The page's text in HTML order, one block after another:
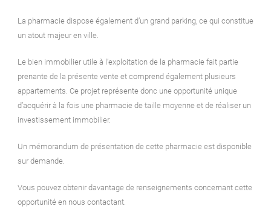
La pharmacie dispose également d’un grand parking, ce qui constitue
un atout majeur en ville.
Le bien immobilier utile à l’exploitation de la pharmacie fait partie
prenante de la présente vente et comprend également plusieurs
appartements. Ce projet représente donc une opportunité unique
d’acquérir à la fois une pharmacie de taille moyenne et de réaliser un
investissement immobilier.
Un mémorandum de présentation de cette pharmacie est disponible
sur demande.
Vous pouvez obtenir davantage de renseignements concernant cette
opportunité en nous contactant.